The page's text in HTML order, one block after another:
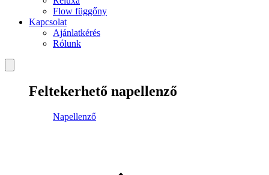
Flow függőny
Kapcsolat
Ajánlatkérés
Rólunk
Feltekerhető napellenző
Napellenző